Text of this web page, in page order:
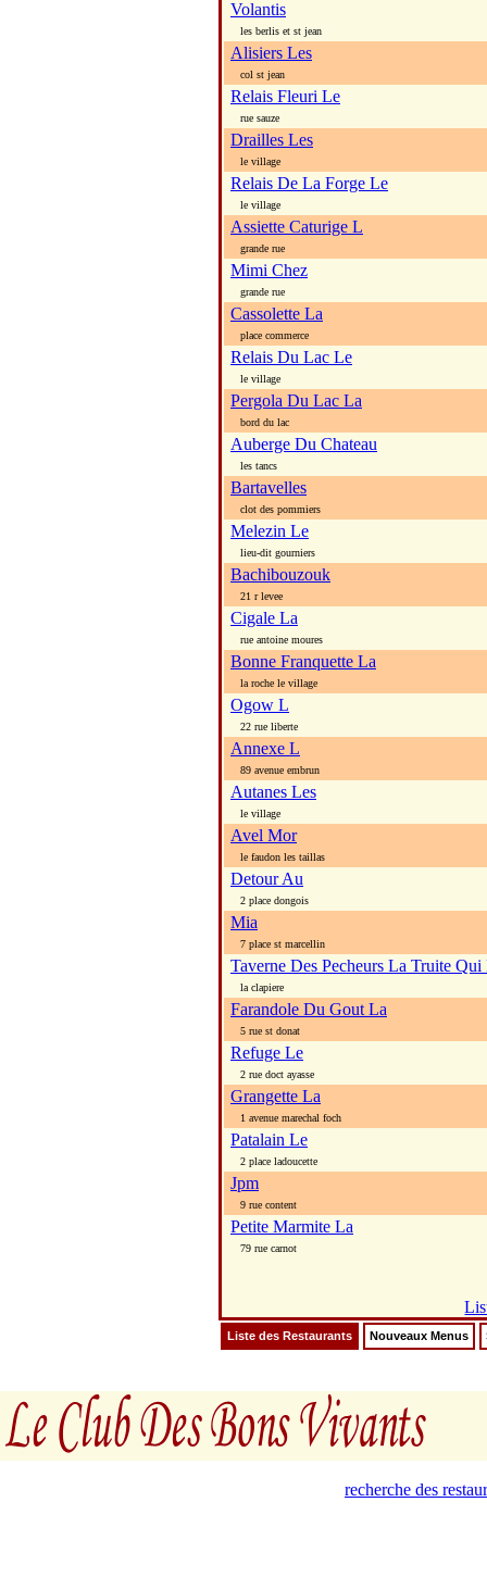
Volantis
les berlis et st jean
Alisiers Les
col st jean
Relais Fleuri Le
rue sauze
Drailles Les
le village
Relais De La Forge Le
le village
Assiette Caturige L
grande rue
Mimi Chez
grande rue
Cassolette La
place commerce
Relais Du Lac Le
le village
Pergola Du Lac La
bord du lac
Auberge Du Chateau
les tancs
Bartavelles
clot des pommiers
Melezin Le
lieu-dit gourniers
Bachibouzouk
21 r levee
Cigale La
rue antoine moures
Bonne Franquette La
la roche le village
Ogow L
22 rue liberte
Annexe L
89 avenue embrun
Autanes Les
le village
Avel Mor
le faudon les taillas
Detour Au
2 place dongois
Mia
7 place st marcellin
Taverne Des Pecheurs La Truite Qui
la clapiere
Farandole Du Gout La
5 rue st donat
Refuge Le
2 rue doct ayasse
Grangette La
1 avenue marechal foch
Patalain Le
2 place ladoucette
Jpm
9 rue content
Petite Marmite La
79 rue carnot
Liste des Restaurants Nouveaux Menus
recherche des